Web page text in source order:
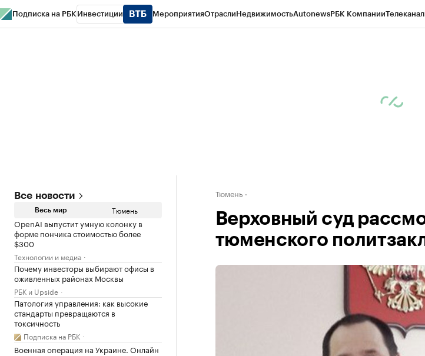
Подписка на РБК Инвестиции МероприятияОтраслиНедвижимостьAutonewsРБК КомпанииТелеканал
Все новости
Весь мир Тюмень
OpenAI выпустит умную колонку в
форме пончика стоимостью более
$300
Технологии и медиа
Почему инвесторы выбирают офисы в
оживленных районах Москвы
РБК и Upside
Патология управления: как высокие
стандарты превращаются в
токсичность
Подписка на РБК
Военная операция на Украине. Онлайн
Тюмень
Верховный суд
тюменского